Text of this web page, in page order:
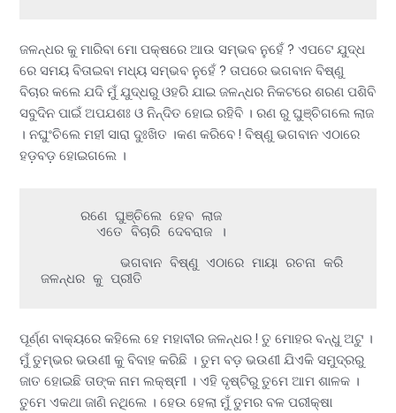
ଜଳନ୍ଧର କୁ ମାରିବା ମୋ ପକ୍ଷରେ ଆଉ ସମ୍ଭବ ନୁହେଁ ? ଏପଟେ ଯୁଦ୍ଧ
ରେ ସମୟ ବିତାଇବା ମଧ୍ୟ ସମ୍ଭବ ନୁହେଁ ? ତାପରେ ଭଗବାନ ବିଷ୍ଣୁ
ବିଚାର କଲେ ଯଦି ମୁଁ ଯୁଦ୍ଧରୁ ଓହରି ଯାଇ ଜଳନ୍ଧର ନିକଟରେ ଶରଣ ପଶିବି
ସବୁଦିନ ପାଇଁ ଅପଯଶଃ ଓ ନିନ୍ଦିତ ହୋଇ ରହିବି । ରଣ ରୁ ଘୁଞ୍ଚିଗଲେ ଲାଜ
। ନଘୁଂଚିଲେ ମହୀ ସାରା ଦୁଃଖିତ ।କଣ କରିବେ ! ବିଷ୍ଣୁ ଭଗବାନ ଏଠାରେ
ହଡ଼ବଡ଼ ହୋଇଗଲେ ।
ଜଳନ୍ଧର କୁ ପ୍ରୀତି
ପୂର୍ଣ୍ଣ ବାକ୍ୟରେ କହିଲେ ହେ ମହାବୀର ଜଳନ୍ଧର ! ତୁ ମୋହର ବନ୍ଧୁ ଅଟୁ ।
ମୁଁ ତୁମ୍ଭର ଭଉଣୀ କୁ ବିବାହ କରିଛି । ତୁମ ବଡ଼ ଭଉଣୀ ଯିଏକି ସମୁଦ୍ରରୁ
ଜାତ ହୋଇଛି ତାଙ୍କ ନାମ ଲକ୍ଷ୍ମୀ । ଏହି ଦୃଷ୍ଟିରୁ ତୁମେ ଆମ ଶାଳକ ।
ତୁମେ ଏକଥା ଜାଣି ନଥିଲେ । ହେଉ ହେଲା ମୁଁ ତୁମର ବଳ ପରୀକ୍ଷା